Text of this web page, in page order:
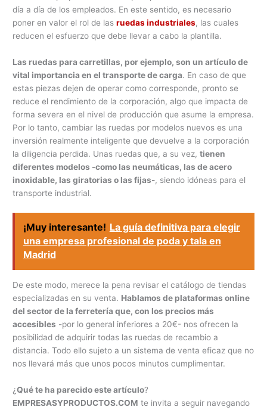
día a día de los empleados. En este sentido, es necesario
poner en valor el rol de lasruedas industriales, las cuales
reducen el esfuerzo que debe llevar a cabo la plantilla.
Las ruedas para carretillas, por ejemplo, son un artículo de
vital importancia en el transporte de carga. En caso de que
estas piezas dejen de operar como corresponde, pronto se
reduce el rendimiento de la corporación, algo que impacta de
forma severa en el nivel de producción que asume la empresa.
Por lo tanto, cambiar las ruedas por modelos nuevos es una
inversión realmente inteligente que devuelve a la corporación
la diligencia perdida. Unas ruedas que, a su vez,tienen
diferentes modelos -como las neumáticas, las de acero
inoxidable, las giratorias o las fijas-, siendo idóneas para el
transporte industrial.
¡Muy interesante! La guía definitiva para elegir
una empresa profesional de poda y tala en
Madrid
De este modo, merece la pena revisar el catálogo de tiendas
especializadas en su venta. Hablamos de plataformas online
del sector de la ferretería que, con los precios más
accesibles -por lo general inferiores a 20€- nos ofrecen la
posibilidad de adquirir todas las ruedas de recambio a
distancia. Todo ello sujeto a un sistema de venta eficaz que no
nos llevará más que unos pocos minutos cumplimentar.
¿Qué te ha parecido este artículo?
EMPRESASYPRODUCTOS.COM te invita a seguir navegando